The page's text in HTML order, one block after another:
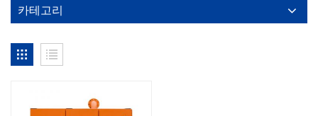
카테고리